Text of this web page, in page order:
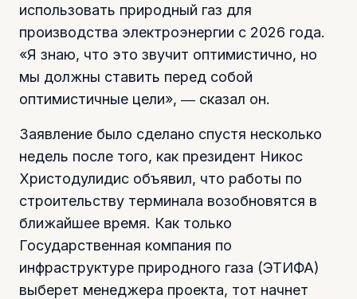
использовать природный газ для
производства электроэнергии с 2026 года.
«Я знаю, что это звучит оптимистично, но
мы должны ставить перед собой
оптимистичные цели», ― сказал он.
Заявление было сделано спустя несколько
недель после того, как президент Никос
Христодулидис объявил, что работы по
строительству терминала возобновятся в
ближайшее время. Как только
Государственная компания по
инфраструктуре природного газа (ЭТИФА)
выберет менеджера проекта, тот начнет